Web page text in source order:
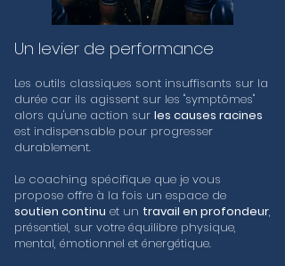
Un levier de performance
Les outils classiques sont insuffisants sur la
durée car ils agissent sur les "symptômes"
alors qu'une action sur les causes racines
est indispensable pour progresser
durablement.
Le coaching spécifique que je vous
propose offre à la fois un espace de
soutien continu et un travail en profondeur,
présentiel, sur votre équilibre physique,
mental, émotionnel et énergétique.